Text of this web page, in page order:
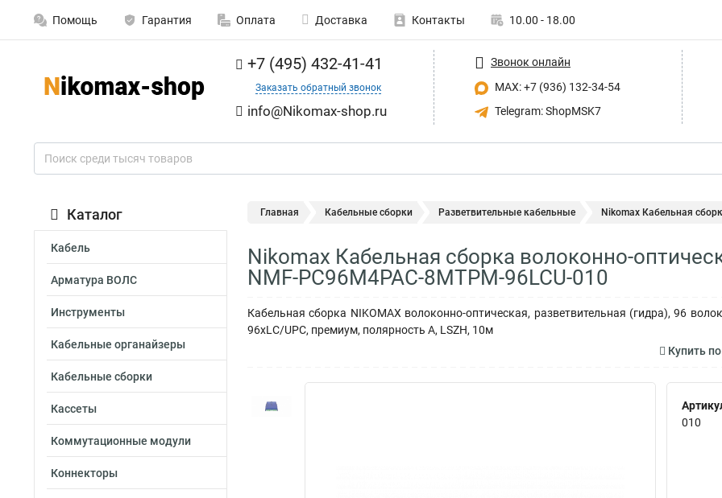
Помощь Гарантия Оплата Доставка Контакты 10.00 - 18.00
+7 (495) 432-41-41
Заказать обратный звонок
info@Nikomax-shop.ru
Звонок онлайн
MAX: +7 (936) 132-34-54
Telegram: ShopMSK7
Каталог
Кабель
Арматура ВОЛС
Инструменты
Кабельные органайзеры
Кабельные сборки
Кассеты
Коммутационные модули
Коннекторы
Главная Кабельные сборки Разветвительные кабельные Nikomax Кабельная
Nikomax Кабельная сборка волоконно-
NMF-PC96M4PAC-8MTPM-96LCU-010
Кабельная сборка NIKOMAX волоконно-оптическая, разветвительная (гидра), 96
96хLC/UPC, премиум, полярность А, LSZH, 10м
Купить
010